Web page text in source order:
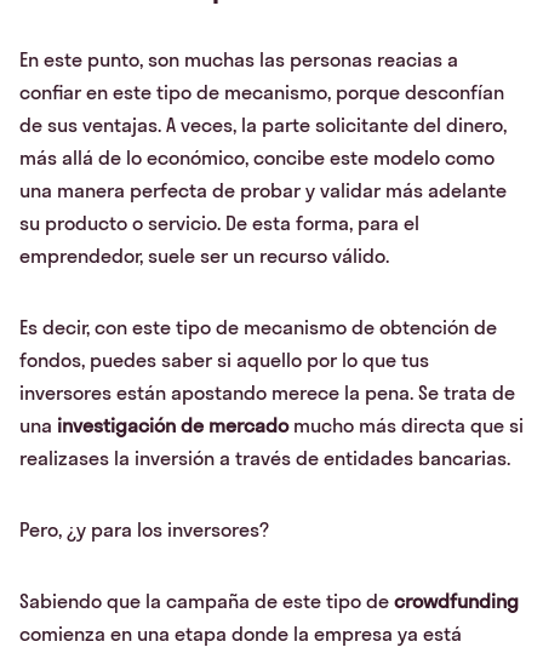
En este punto, son muchas las personas reacias a
confiar en este tipo de mecanismo, porque desconfían
de sus ventajas. A veces, la parte solicitante del dinero,
más allá de lo económico, concibe este modelo como
una manera perfecta de probar y validar más adelante
su producto o servicio. De esta forma, para el
emprendedor, suele ser un recurso válido.
Es decir, con este tipo de mecanismo de obtención de
fondos, puedes saber si aquello por lo que tus
inversores están apostando merece la pena. Se trata de
una investigación de mercadomucho más directa que si
realizases la inversión a través de entidades bancarias.
Pero, ¿y para los inversores?
Sabiendo que la campaña de este tipo de crowdfunding
comienza en una etapa donde la empresa ya está